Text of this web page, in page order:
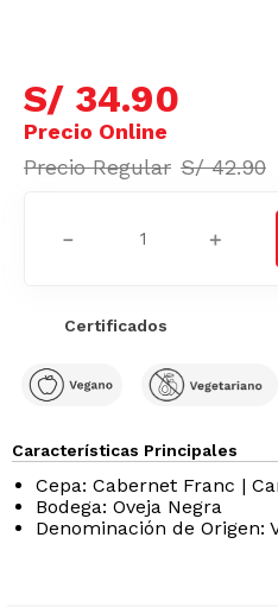
S/ 34.90
S/ 42.90
＋
－
Certificados
Características Principales
Cepa: Cabernet Franc |
Bodega: Oveja Negra
Denominación de Origen: